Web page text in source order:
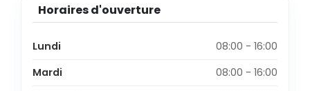
Horaires d'ouverture
Lundi
08:00 - 16:00
Mardi
08:00 - 16:00